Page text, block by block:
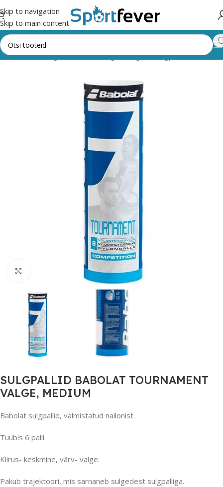
Skip to navigation
Skip to main content
Kõik kategooriad Pallimängud Sulgpall Sulgpallid Babolat
Suurendamiseks klõpsake
SULGPALLID BABOLAT TOURNAMENT
VALGE, MEDIUM
Babolat sulgpallid, valmistatud nailonist.
Tuubis 6 palli.
Kiirus- keskmine, värv- valge.
Pakub trajektoori, mis sarnaneb sulgedest sulgpalliga.